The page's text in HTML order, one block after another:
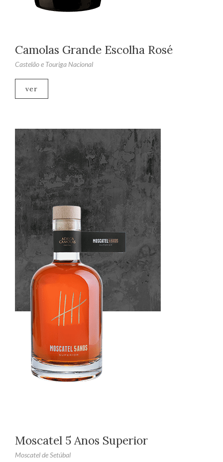
Camolas Grande Escolha Rosé
Castelão e Touriga Nacional
ver
Moscatel 5 Anos Superior
Moscatel de Setúbal